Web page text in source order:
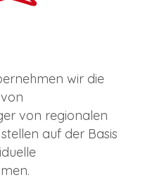
wir die
von regionalen
auf der Basis